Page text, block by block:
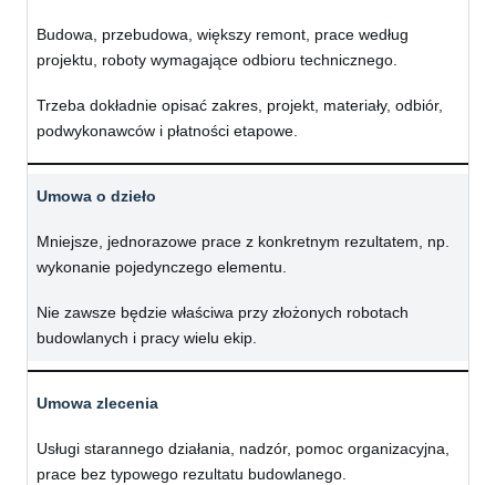
Budowa, przebudowa, większy remont, prace według
projektu, roboty wymagające odbioru technicznego.
Trzeba dokładnie opisać zakres, projekt, materiały, odbiór,
podwykonawców i płatności etapowe.
Umowa o dzieło
Mniejsze, jednorazowe prace z konkretnym rezultatem, np.
wykonanie pojedynczego elementu.
Nie zawsze będzie właściwa przy złożonych robotach
budowlanych i pracy wielu ekip.
Umowa zlecenia
Usługi starannego działania, nadzór, pomoc organizacyjna,
prace bez typowego rezultatu budowlanego.